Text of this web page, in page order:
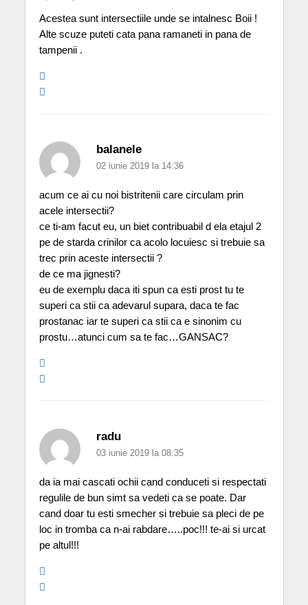
Acestea sunt intersectiile unde se intalnesc Boii !
Alte scuze puteti cata pana ramaneti in pana de
tampenii .
balanele
02 iunie 2019 la 14:36
acum ce ai cu noi bistritenii care circulam prin
acele intersectii?
ce ti-am facut eu, un biet contribuabil d ela etajul 2
pe de starda crinilor ca acolo locuiesc si trebuie sa
trec prin aceste intersectii ?
de ce ma jignesti?
eu de exemplu daca iti spun ca esti prost tu te
superi ca stii ca adevarul supara, daca te fac
prostanac iar te superi ca stii ca e sinonim cu
prostu…atunci cum sa te fac…GANSAC?
radu
03 iunie 2019 la 08:35
da ia mai cascati ochii cand conduceti si respectati
regulile de bun simt sa vedeti ca se poate. Dar
cand doar tu esti smecher si trebuie sa pleci de pe
loc in tromba ca n-ai rabdare…..poc!!! te-ai si urcat
pe altul!!!